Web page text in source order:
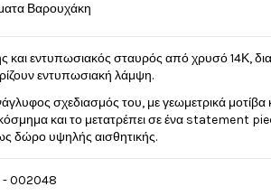
Βαρουχάκη
και εντυπωσιακός σταυρός από χρυσό 14Κ,
εντυπωσιακή λάμψη.
σχεδιασμός του, με γεωμετρικά μοτίβα
και το μετατρέπει σε ένα statement
δώρο υψηλής αισθητικής.
002048